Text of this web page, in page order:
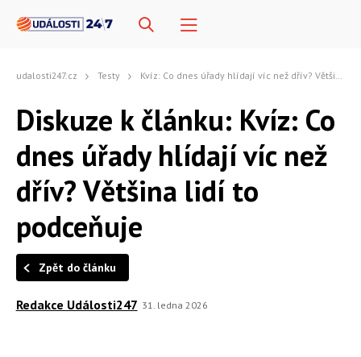
udalosti247.cz Testy Kvíz: Co dnes úřady hlídají víc než dřív? Většina lidí to podceňuje
Diskuze k článku: Kvíz: Co
dnes úřady hlídají víc než
dřív? Většina lidí to
podceňuje
Zpět do článku
Redakce Události247 31. ledna 2026